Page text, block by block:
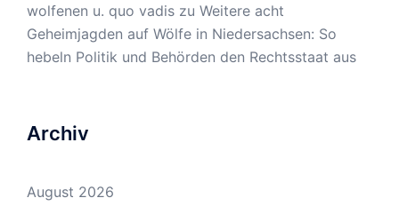
wolfenen u. quo vadis zu Weitere acht
Geheimjagden auf Wölfe in Niedersachsen: So
hebeln Politik und Behörden den Rechtsstaat aus
Archiv
August 2026